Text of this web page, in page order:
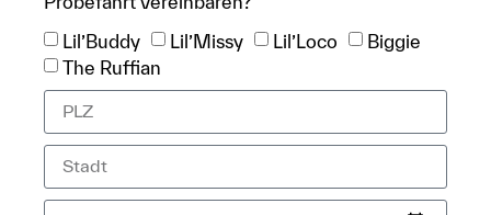
Lil’Buddy
Lil’Missy Lil’Loco
Biggie
The Ruffian